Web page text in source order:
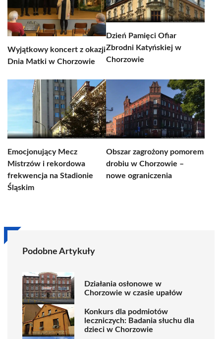
Wyjątkowy koncert z okazji
Dnia Matki w Chorzowie
Dzień Pamięci Ofiar
Zbrodni Katyńskiej w
Chorzowie
Emocjonujący Mecz
Mistrzów i rekordowa
frekwencja na Stadionie
Śląskim
Obszar zagrożony pomorem
drobiu w Chorzowie –
nowe ograniczenia
Podobne Artykuły
Działania osłonowe w
Chorzowie w czasie upałów
Konkurs dla podmiotów
leczniczych: Badania słuchu dla
dzieci w Chorzowie